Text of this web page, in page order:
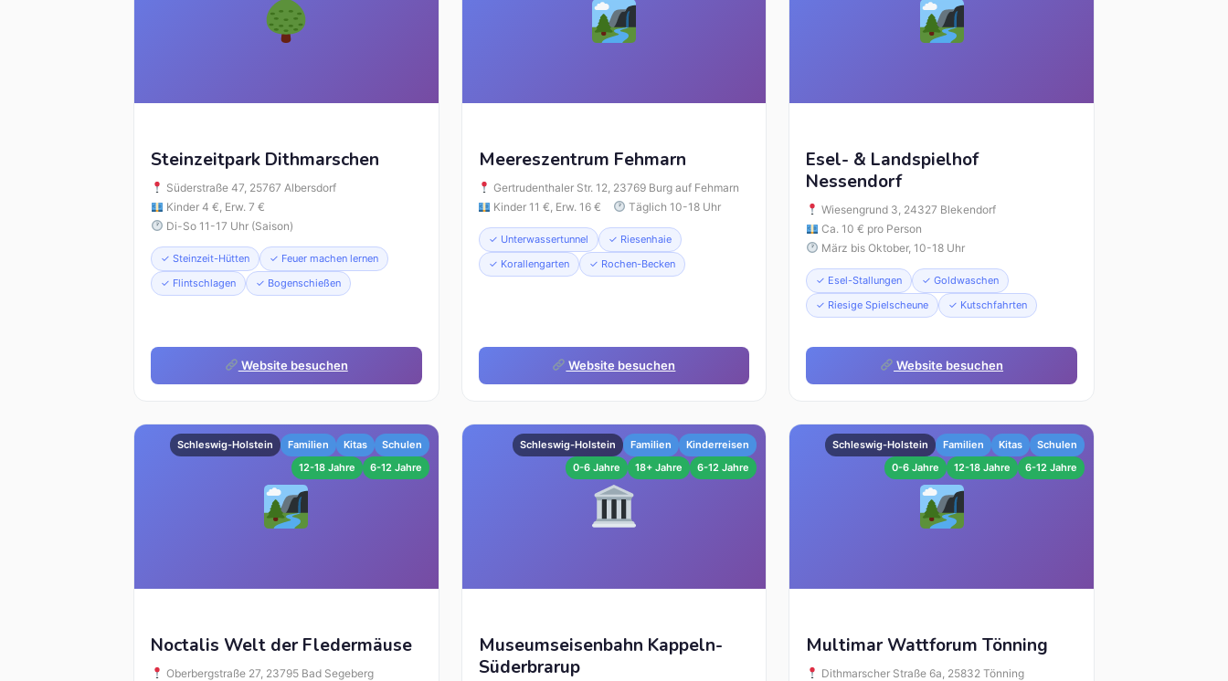
Steinzeitpark Dithmarschen
Süderstraße 47, 25767 Albersdorf
Kinder 4 €, Erw. 7 €
Di-So 11-17 Uhr (Saison)
✓ Steinzeit-Hütten
✓ Feuer machen lernen
✓ Flintschlagen
✓ Bogenschießen
Website besuchen
Meereszentrum Fehmarn
Gertrudenthaler Str. 12, 23769 Burg auf Fehmarn
Kinder 11 €, Erw. 16 €
Täglich 10-18 Uhr
✓ Unterwassertunnel
✓ Riesenhaie
✓ Korallengarten
✓ Rochen-Becken
Website besuchen
Esel- & Landspielhof
Nessendorf
Wiesengrund 3, 24327 Blekendorf
Ca. 10 € pro Person
März bis Oktober, 10-18 Uhr
✓ Esel-Stallungen
✓ Goldwaschen
✓ Riesige Spielscheune
✓ Kutschfahrten
Website besuchen
Schleswig-Holstein Familien Kitas
Schulen
12-18 Jahre
6-12 Jahre
Noctalis Welt der Fledermäuse
Oberbergstraße 27, 23795 Bad Segeberg
Schleswig-Holstein Familien
Kinderreisen
0-6 Jahre
18+ Jahre 6-12 Jahre
Museumseisenbahn Kappeln-
Süderbrarup
Schleswig-Holstein Familien Kitas
Schulen
0-6 Jahre
12-18 Jahre 6-12 Jahre
Multimar Wattforum Tönning
Dithmarscher Straße 6a, 25832 Tönning